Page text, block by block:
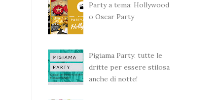
Party a tema: Hollywood
o Oscar Party
Pigiama Party: tutte le
dritte per essere stilosa
anche di notte!